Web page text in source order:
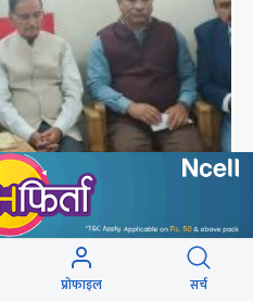
राष्ट्रिय भेलालाई देउवाले
प्रोफाइल सर्च